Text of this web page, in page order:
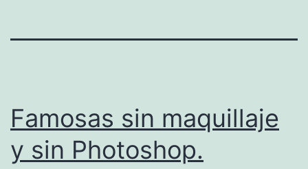
Famosas sin maquillaje
y sin Photoshop.